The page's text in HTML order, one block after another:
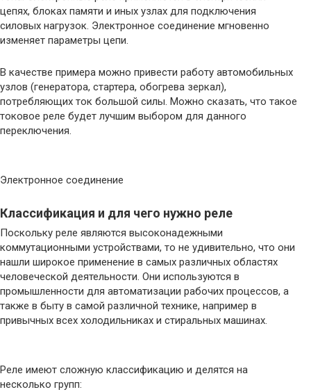
цепях, блоках памяти и иных узлах для подключения
силовых нагрузок. Электронное соединение мгновенно
изменяет параметры цепи.
В качестве примера можно привести работу автомобильных
узлов (генератора, стартера, обогрева зеркал),
потребляющих ток большой силы. Можно сказать, что такое
токовое реле будет лучшим выбором для данного
переключения.
Электронное соединение
Классификация и для чего нужно реле
Поскольку реле являются высоконадежными
коммутационными устройствами, то не удивительно, что они
нашли широкое применение в самых различных областях
человеческой деятельности. Они используются в
промышленности для автоматизации рабочих процессов, а
также в быту в самой различной технике, например в
привычных всех холодильниках и стиральных машинах.
Реле имеют сложную классификацию и делятся на
несколько групп: